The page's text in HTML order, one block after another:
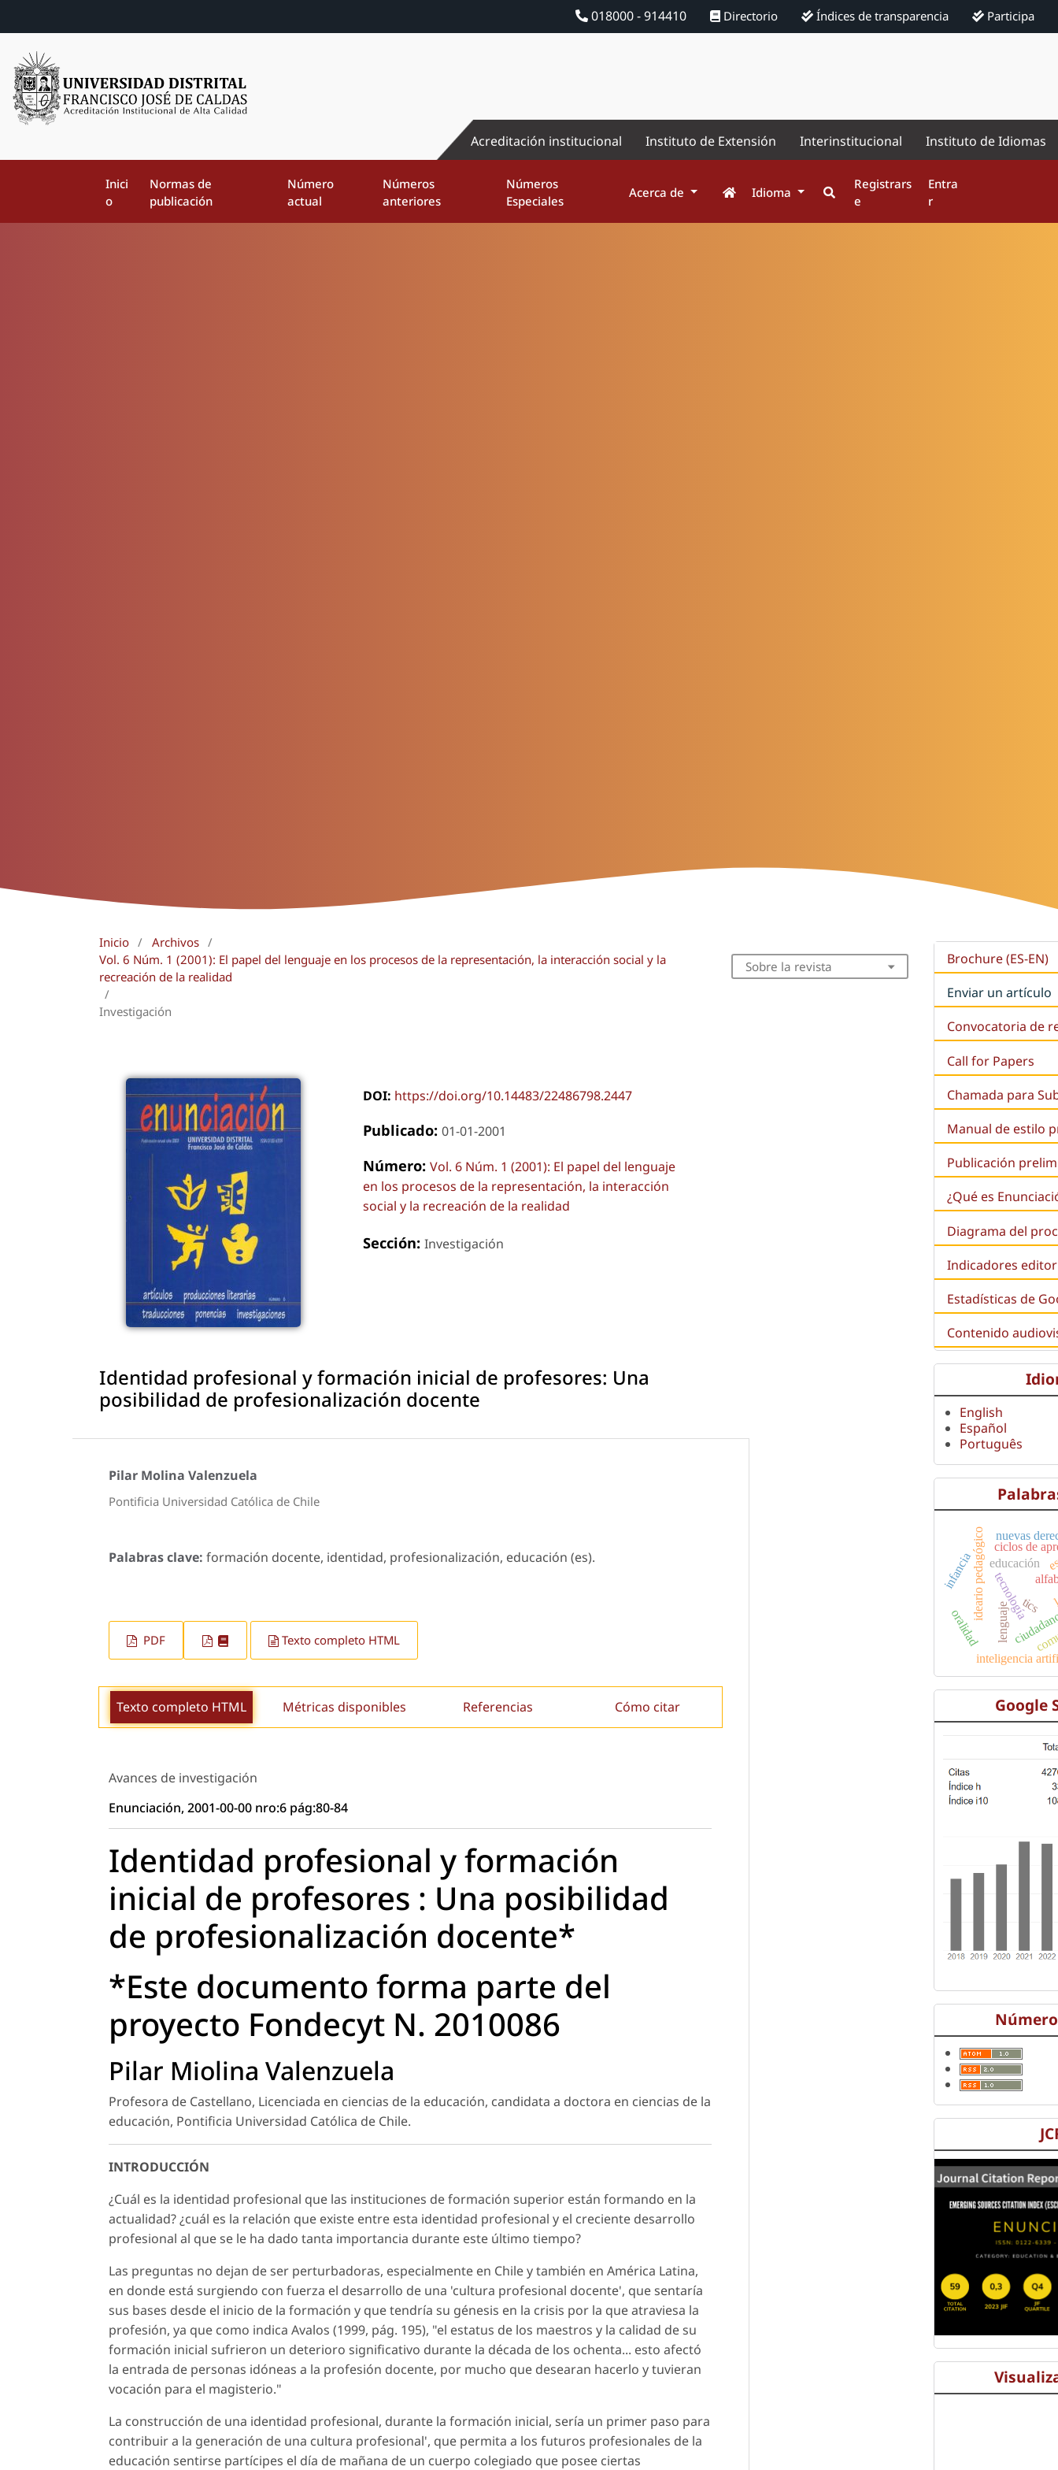
018000 - 914410 Directorio Índices de transparencia Participa
Acreditación institucional Instituto de Extensión Interinstitucional Instituto de Idiomas
Inici
o
Normas de
publicación
Número
actual
Números
anteriores
Números
Especiales
Acerca de Idioma
Registrars
e
Entra
r
Inicio / Archivos /
Vol. 6 Núm. 1 (2001): El papel del lenguaje en los procesos de la representación, la interacción social y la
recreación de la realidad
/
Investigación
DOI: https://doi.org/10.14483/22486798.2447
Publicado: 01-01-2001
Número: Vol. 6 Núm. 1 (2001): El papel del lenguaje
en los procesos de la representación, la interacción
social y la recreación de la realidad
Sección: Investigación
Identidad profesional y formación inicial de profesores: Una
posibilidad de profesionalización docente
Pilar Molina Valenzuela
Pontificia Universidad Católica de Chile
Palabras clave: formación docente, identidad, profesionalización, educación (es).
PDF Texto completo HTML
Texto completo HTML Métricas disponibles Referencias Cómo citar
Avances de investigación
Enunciación, 2001-00-00 nro:6 pág:80-84
Identidad profesional y formación
inicial de profesores : Una posibilidad
de profesionalización docente*
*Este documento forma parte del
proyecto Fondecyt N. 2010086
Pilar Miolina Valenzuela
Profesora de Castellano, Licenciada en ciencias de la educación, candidata a doctora en ciencias de la
educación, Pontificia Universidad Católica de Chile.
INTRODUCCIÓN
¿Cuál es la identidad profesional que las instituciones de formación superior están formando en la
actualidad? ¿cuál es la relación que existe entre esta identidad profesional y el creciente desarrollo
profesional al que se le ha dado tanta importancia durante este último tiempo?
Las preguntas no dejan de ser perturbadoras, especialmente en Chile y también en América Latina,
en donde está surgiendo con fuerza el desarrollo de una 'cultura profesional docente', que sentaría
sus bases desde el inicio de la formación y que tendría su génesis en la crisis por la que atraviesa la
profesión, ya que como indica Avalos (1999, pág. 195), "el estatus de los maestros y la calidad de su
formación inicial sufrieron un deterioro significativo durante la década de los ochenta... esto afectó
la entrada de personas idóneas a la profesión docente, por mucho que desearan hacerlo y tuvieran
vocación para el magisterio."
La construcción de una identidad profesional, durante la formación inicial, sería un primer paso para
contribuir a la generación de una cultura profesional', que permita a los futuros profesionales de la
educación sentirse partícipes el día de mañana de un cuerpo colegiado que posee ciertas
Sobre la revista
Brochure (ES-EN)
Enviar un artículo
Convocatoria de
Call for Papers
Chamada para
Manual de estilo
Publicación
¿Qué es
Diagrama del
Indicadores
Estadísticas de
Contenido
English
Español
Português
lenguaje
tecnología
educación
inteligencia
tics
ideario pedagógico ciclos de
nuevas
oralidad
infancia
Google